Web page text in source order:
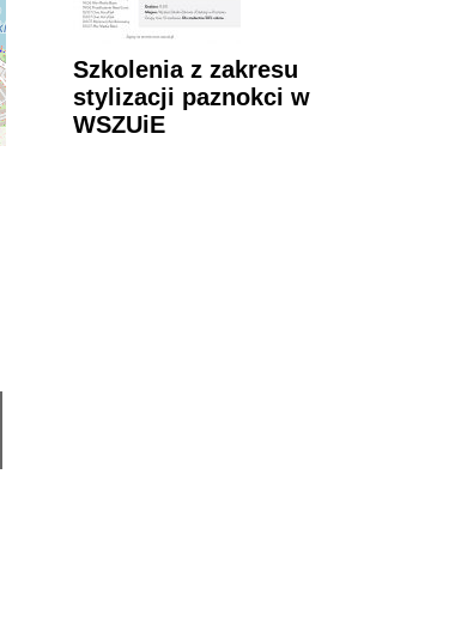
Szkolenia z zakresu
stylizacji paznokci w
WSZUiE